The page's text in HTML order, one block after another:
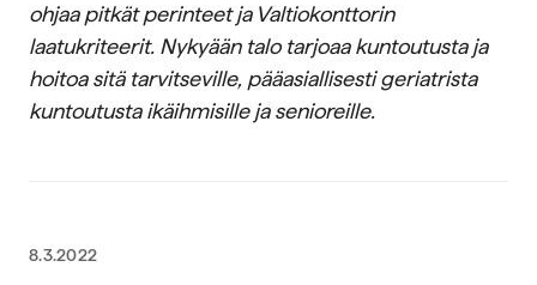
ohjaa pitkät perinteet ja Valtiokonttorin
laatukriteerit. Nykyään talo tarjoaa kuntoutusta ja
hoitoa sitä tarvitseville, pääasiallisesti geriatrista
kuntoutusta ikäihmisille ja senioreille.
8.3.2022